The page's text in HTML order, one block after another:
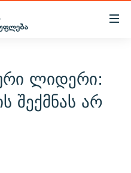
ლიდერი:
შექმნას არ